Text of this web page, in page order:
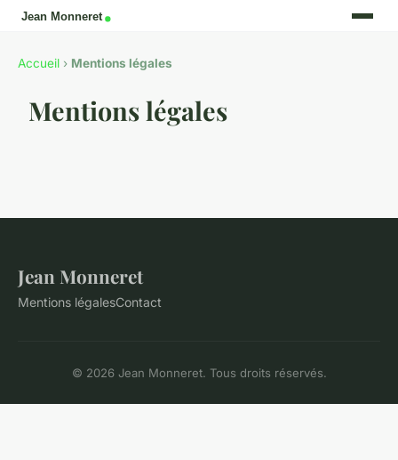
Accueil › Mentions légales
Mentions légales
Jean Monneret
Mentions légalesContact
© 2026 Jean Monneret. Tous droits réservés.